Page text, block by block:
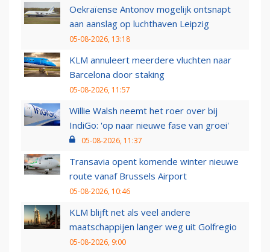
Oekraïense Antonov mogelijk ontsnapt
aan aanslag op luchthaven Leipzig
05-08-2026, 13:18
KLM annuleert meerdere vluchten naar
Barcelona door staking
05-08-2026, 11:57
Willie Walsh neemt het roer over bij
IndiGo: 'op naar nieuwe fase van groei'
05-08-2026, 11:37
Transavia opent komende winter nieuwe
route vanaf Brussels Airport
05-08-2026, 10:46
KLM blijft net als veel andere
maatschappijen langer weg uit Golfregio
05-08-2026, 9:00